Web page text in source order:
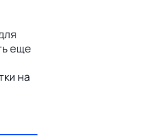
еще
на